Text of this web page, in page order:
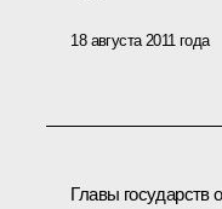
18 августа 2011 года
Главы государств